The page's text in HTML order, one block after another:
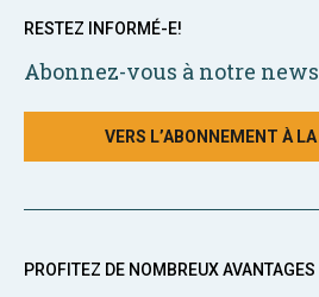
RESTEZ INFORMÉ-E!
Abonnez-vous à notre
VERS L’ABONNEMENT À
PROFITEZ DE NOMBREUX AVANTAGES